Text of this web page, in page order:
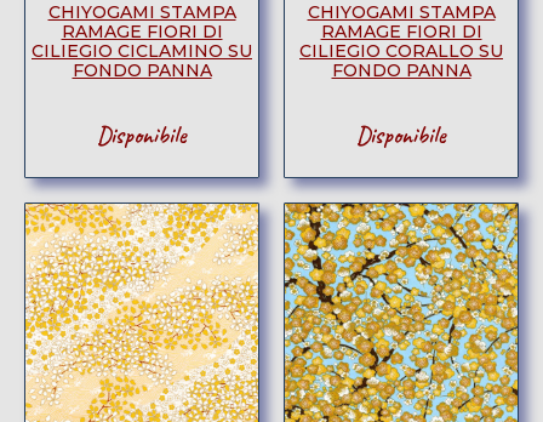
CHIYOGAMI STAMPA
RAMAGE FIORI DI
CILIEGIO CICLAMINO SU
FONDO PANNA
Disponibile
CHIYOGAMI STAMPA
RAMAGE FIORI DI
CILIEGIO CORALLO SU
FONDO PANNA
Disponibile